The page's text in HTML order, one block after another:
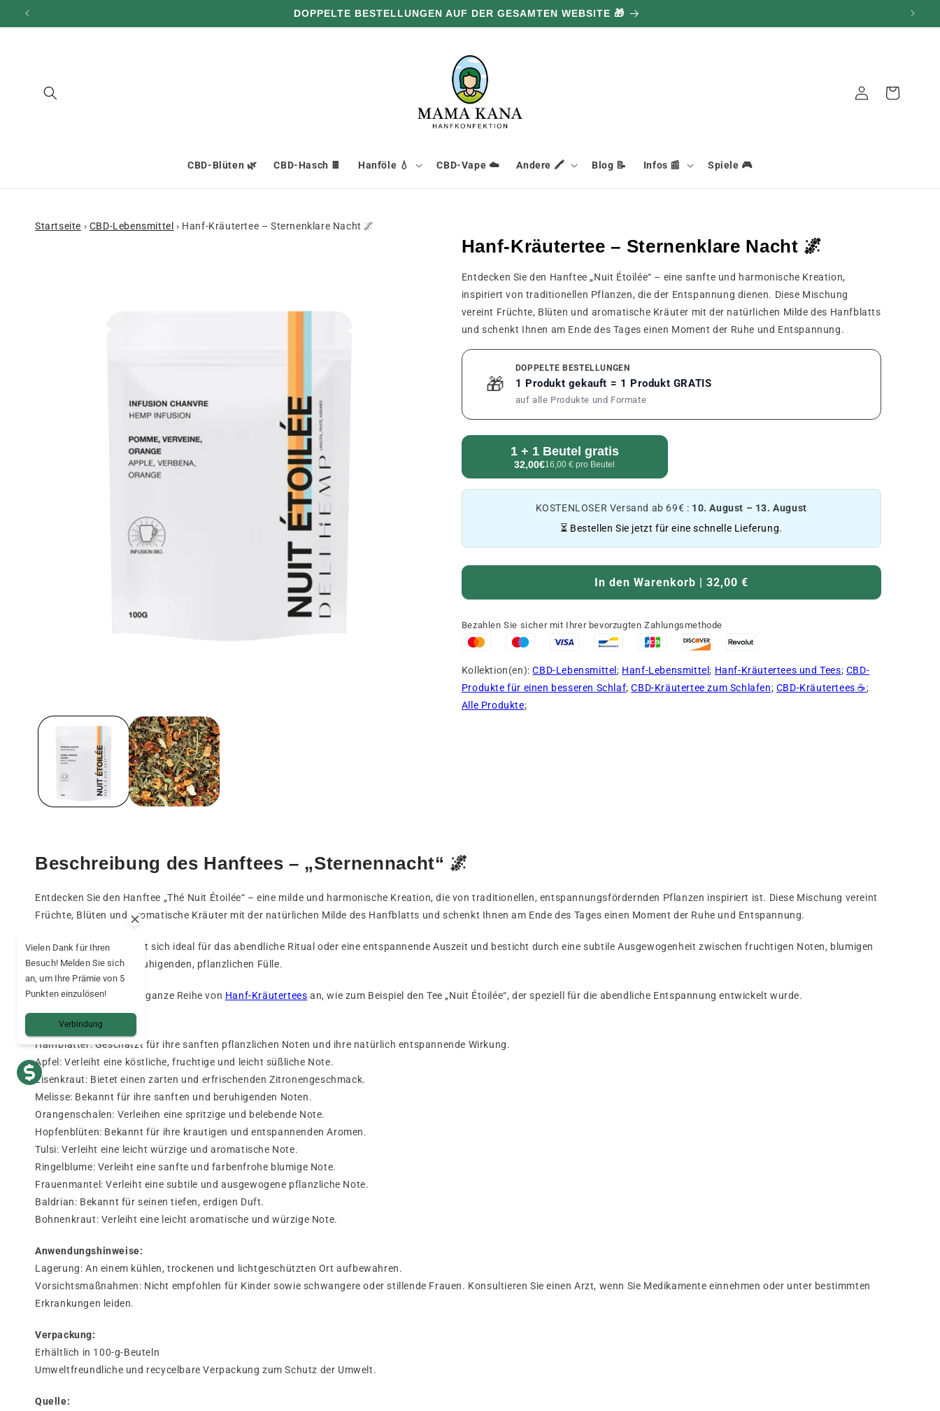
und zum
DOPPELTE BESTELLUNGEN AUF DER GESAMTEN WEBSITE 🎁
CBD-Blüten 🌿 CBD-Hasch 🍫 Hanföle 💧 CBD-Vape ☁️ Andere 🖍️ Blog 📝 Infos 📰 Spiele 🎮
VerbindungWarenkorb
Startseite › CBD-Lebensmittel › Hanf-Kräutertee – Sternenklare Nacht 🌌
modalen
Fenster
Hanf-Kräutertee – Sternenklare Nacht 🌌
Entdecken Sie den Hanftee „Nuit Étoilée“ – eine sanfte und harmonische Kreation,
inspiriert von traditionellen Pflanzen, die der Entspannung dienen. Diese Mischung
vereint Früchte, Blüten und aromatische Kräuter mit der natürlichen Milde des Hanfblatts
und schenkt Ihnen am Ende des Tages einen Moment der Ruhe und Entspannung.
🎁
DOPPELTE BESTELLUNGEN
1 Produkt gekauft = 1 Produkt GRATIS
auf alle Produkte und Formate
1 + 1 Beutel gratis
32,00€16,00 € pro Beutel
KOSTENLOSER Versand ab 69€ : 10. August – 13. August
⏳ Bestellen Sie jetzt für eine schnelle Lieferung.
In den Warenkorb | 32,00 €
Bezahlen Sie sicher mit Ihrer bevorzugten Zahlungsmethode
Kollektion(en):CBD-Lebensmittel; Hanf-Lebensmittel; Hanf-Kräutertees und Tees; CBD-
Produkte für einen besseren Schlaf;CBD-Kräutertee zum Schlafen; CBD-Kräutertees ☕;
Alle Produkte;
Beschreibung des Hanftees – „Sternennacht“ 🌌
Entdecken Sie den Hanftee „Thé Nuit Étoilée“ – eine milde und harmonische Kreation, die von traditionellen, entspannungsfördernden Pflanzen inspiriert ist. Diese Mischung vereint
Früchte, Blüten und aromatische Kräuter mit der natürlichen Milde des Hanfblatts und schenkt Ihnen am Ende des Tages einen Moment der Ruhe und Entspannung.
Dieser Kräutertee eignet sich ideal für das abendliche Ritual oder eine entspannende Auszeit und besticht durch eine subtile Ausgewogenheit zwischen fruchtigen Noten, blumigen
Akzenten und einer beruhigenden, pflanzlichen Fülle.
Mama Kana bietet eine ganze Reihe von Hanf-Kräutertees an, wie zum Beispiel den Tee „Nuit Étoilée“, der speziell für die abendliche Entspannung entwickelt wurde.
Zutaten:
Hanfblätter: Geschätzt für ihre sanften pflanzlichen Noten und ihre natürlich entspannende Wirkung.
Apfel: Verleiht eine köstliche, fruchtige und leicht süßliche Note.
Eisenkraut: Bietet einen zarten und erfrischenden Zitronengeschmack.
Melisse: Bekannt für ihre sanften und beruhigenden Noten.
Orangenschalen: Verleihen eine spritzige und belebende Note.
Hopfenblüten: Bekannt für ihre krautigen und entspannenden Aromen.
Tulsi: Verleiht eine leicht würzige und aromatische Note.
Ringelblume: Verleiht eine sanfte und farbenfrohe blumige Note.
Frauenmantel: Verleiht eine subtile und ausgewogene pflanzliche Note.
Baldrian: Bekannt für seinen tiefen, erdigen Duft.
Bohnenkraut: Verleiht eine leicht aromatische und würzige Note.
Anwendungshinweise:
Lagerung: An einem kühlen, trockenen und lichtgeschützten Ort aufbewahren.
Vorsichtsmaßnahmen: Nicht empfohlen für Kinder sowie schwangere oder stillende Frauen. Konsultieren Sie einen Arzt, wenn Sie Medikamente einnehmen oder unter bestimmten
Erkrankungen leiden.
Verpackung:
Erhältlich in 100-g-Beuteln
Umweltfreundliche und recycelbare Verpackung zum Schutz der Umwelt.
Quelle:
Vielen Dank für Ihren
Besuch! Melden Sie sich
an, um Ihre Prämie von 5
Punkten einzulösen!
Verbindung